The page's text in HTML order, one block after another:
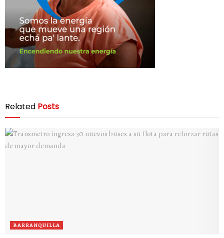
Related Posts
BARRANQUILLA